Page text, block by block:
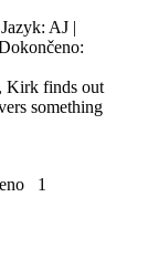
AJ |
Kirk finds out
something
1